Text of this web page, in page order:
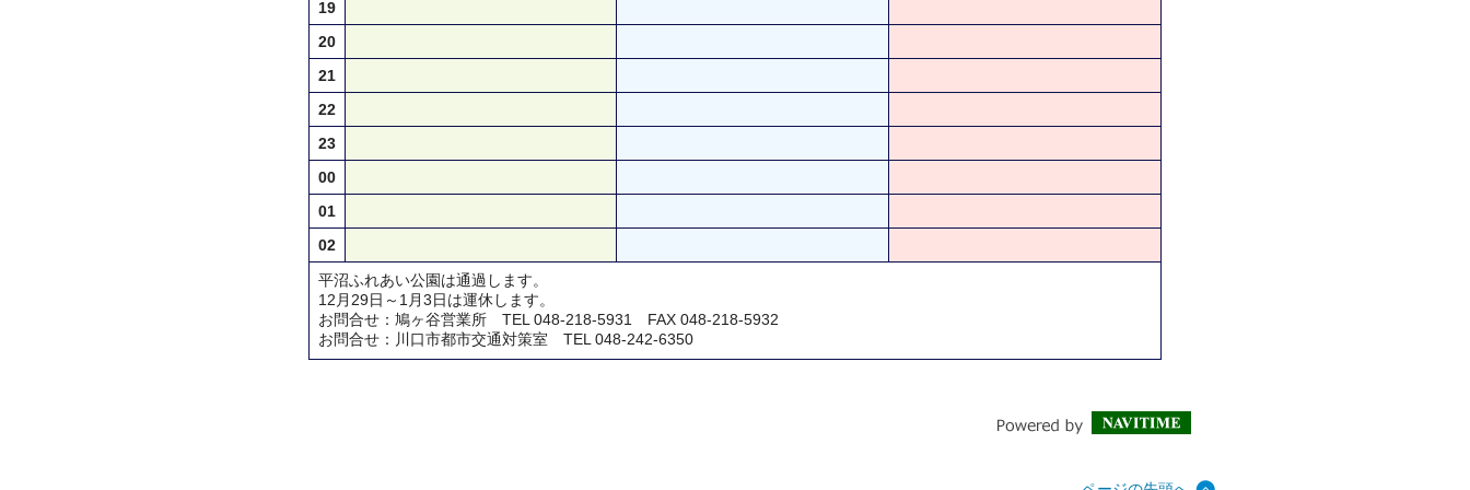
19
20
21
22
23
00
01
02
平沼ふれあい公園は通過します。
12月29日～1月3日は運休します。
お問合せ：鳩ヶ谷営業所 TEL 048-218-5931 FAX 048-218-5932
お問合せ：川口市都市交通対策室 TEL 048-242-6350